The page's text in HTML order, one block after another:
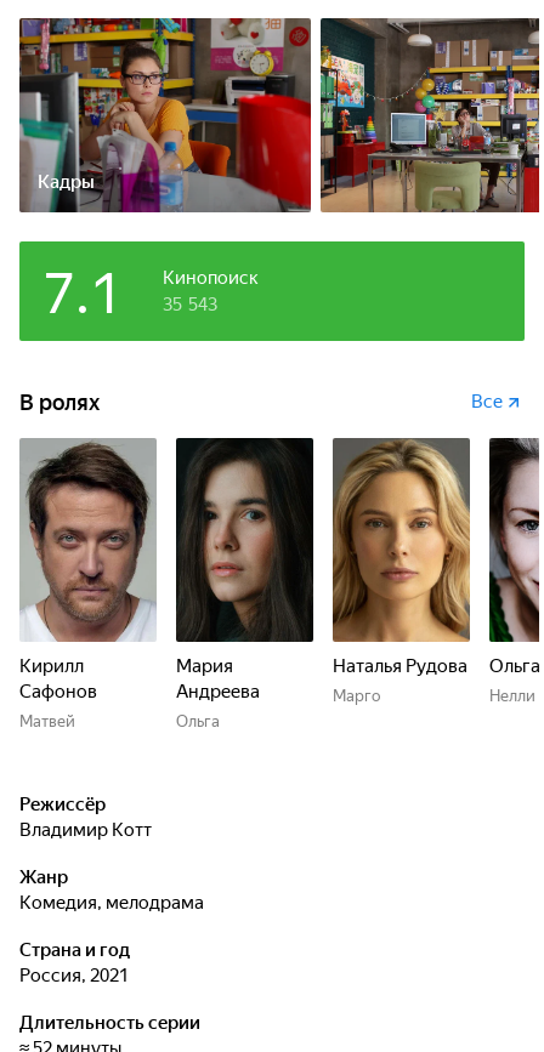
Кадры
Кинопоиск
7.1 35 543
В ролях Все
Кирилл
Сафонов
Матвей
Мария
Андреева
Ольга
Наталья Рудова
Марго Нелли
Режиссёр
Владимир Котт
Жанр
комедия, мелодрама
Страна и год
Россия, 2021
Длительность серии